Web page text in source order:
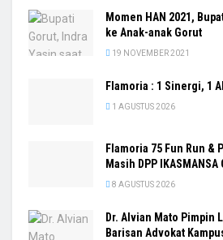
Momen HAN 2021,
ke Anak-anak Gorut
19 NOVEMBER 2021
Flamoria : 1 Sinergi, 1
1 AGUSTUS 2026
Flamoria 75 Fun Run &
Masih DPP
8 AGUSTUS 2026
Dr. Alvian Mato Pimpin
Barisan Advokat